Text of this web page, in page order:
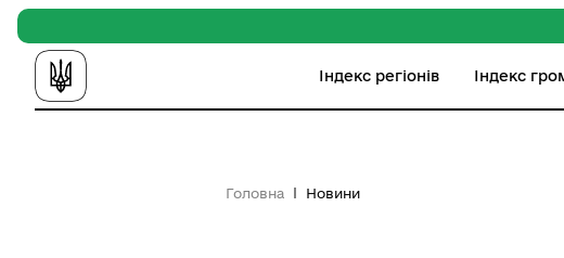
Індекс регіонів Індекс
Головна Новини